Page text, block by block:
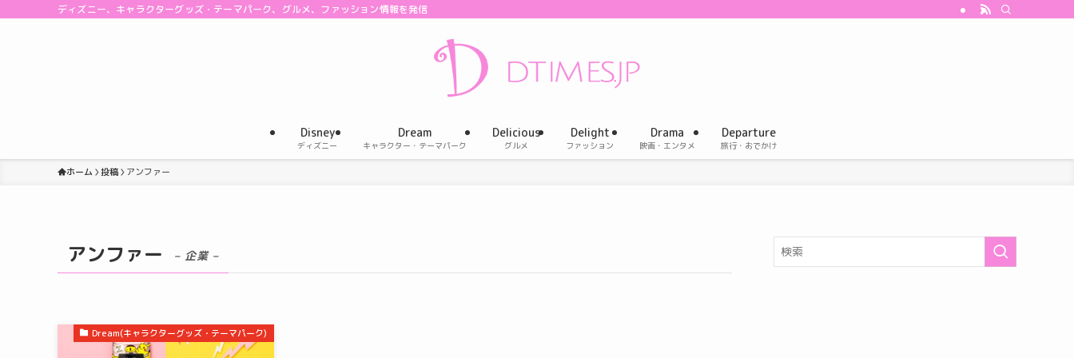
ディズニー、キャラクターグッズ・テーマパーク、グルメ、ファッション情報を発信
Disney
ディズニー
Dream
キャラクター・テーマパーク
Delicious
グルメ
Delight
ファッション
Drama
映画・エンタメ
Departure
旅行・おでかけ
ホーム 投稿 アンファー
アンファー – 企業 –
Dream(キャラクターグッズ・テーマパーク)